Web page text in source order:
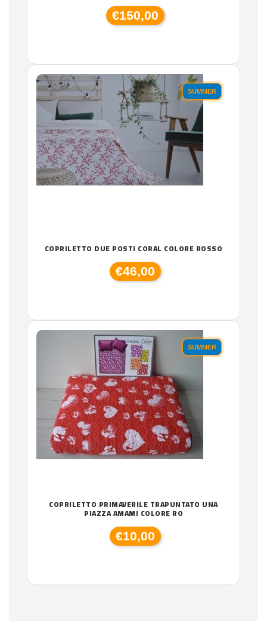
€150,00
SUMMER
COPRILETTO DUE POSTI CORAL COLORE ROSSO
€46,00
SUMMER
COPRILETTO PRIMAVERILE TRAPUNTATO UNA
PIAZZA AMAMI COLORE RO
€10,00